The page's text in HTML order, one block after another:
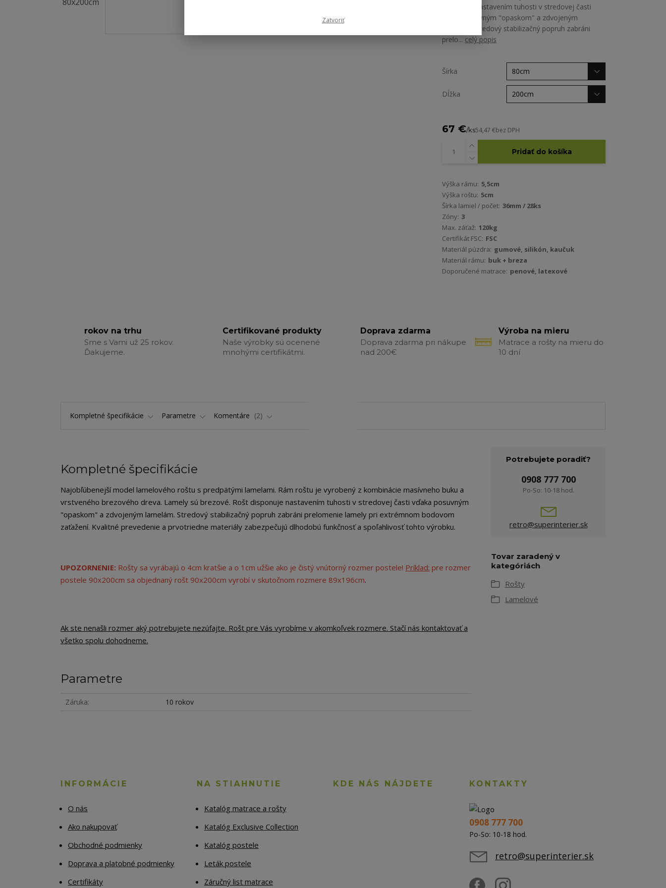
disponuje nastavením tuhosti v stredovej časti
vďaka posuvným "opaskom" a zdvojeným
lamelám. Stredový stabilizačný popruh zabráni
prelo... celý popis
Šírka
Dĺžka
67 €/ks54,47 €bez DPH
Pridať do košíka
Výška rámu: 5,5cm
Výška roštu: 5cm
Šírka lamiel / počet: 36mm / 28ks
Zóny: 3
Max. záťaž: 120kg
Certifikát FSC: FSC
Materiál púzdra: gumové, silikón, kaučuk
Materiál rámu: buk + breza
Doporučené matrace: penové, latexové
rokov na trhu
Sme s Vami už 25 rokov.
Ďakujeme.
Certifikované produkty
Naše výrobky sú ocenené
mnohými certifikátmi.
Doprava zdarma
Doprava zdarma pri nákupe
nad 200€
Výroba na mieru
Matrace a rošty na mieru do
10 dní
Kompletné špecifikácie Parametre Komentáre 2
Kompletné špecifikácie
Najobľúbenejší model lamelového roštu s predpätými lamelami. Rám roštu je vyrobený z kombinácie masívneho buku a
vrstveného brezového dreva. Lamely sú brezové. Rošt disponuje nastavením tuhosti v stredovej časti vďaka posuvným
"opaskom" a zdvojeným lamelám. Stredový stabilizačný popruh zabráni prelomenie lamely pri extrémnom bodovom
zaťažení. Kvalitné prevedenie a prvotriedne materiály zabezpečujú dlhodobú funkčnosť a spoľahlivosť tohto výrobku.
UPOZORNENIE: Rošty sa vyrábajú o 4cm kratšie a o 1cm užšie ako je čistý vnútorný rozmer postele! Príklad: pre rozmer
postele 90x200cm sa objednaný rošt 90x200cm vyrobí v skutočnom rozmere 89x196cm.
Ak ste nenašli rozmer aký potrebujete nezúfajte. Rošt pre Vás vyrobíme v akomkoľvek rozmere. Stačí nás kontaktovať a
všetko spolu dohodneme.
Parametre
Záruka 10 rokov
Potrebujete poradiť?
0908 777 700
Po-So: 10-18 hod.
retro@superinterier.sk
Tovar zaradený v
kategóriách
Rošty
Lamelové
INFORMÁCIE
O nás
Ako nakupovať
Obchodné podmienky
Doprava a platobné podmienky
Certifikáty
NA STIAHNUTIE
Katalóg matrace a rošty
Katalóg Exclusive Collection
Katalóg postele
Leták postele
Záručný list matrace
KDE NÁS NÁJDETE KONTAKTY
0908 777 700
Po-So: 10-18 hod.
retro@superinterier.sk
Zatvoriť